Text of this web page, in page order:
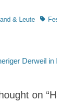
& Leute
Vorheriger
Derweil
on